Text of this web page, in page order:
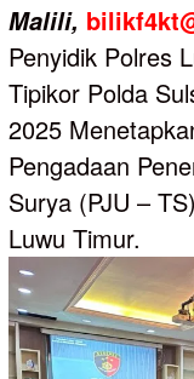
Malili,
Penyidik Polres
Tipikor Polda
2025
Pengadaan
Surya (PJU –
Luwu Timur.